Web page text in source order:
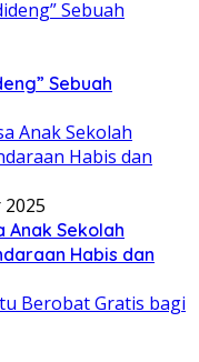
Sebuah
Anak Sekolah
Habis dan